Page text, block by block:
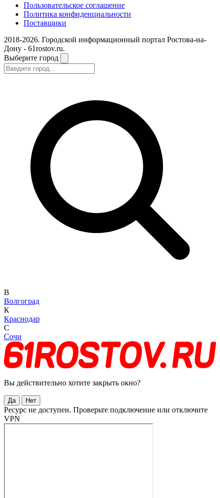
Пользовательское соглашение
Политика конфиденциальности
Поставщики
2018-2026. Городской информационный портал Ростова-на-
Дону - 61rostov.ru.
Выберите город
В
Волгоград
К
Краснодар
С
Сочи
Вы действительно хотите закрыть окно?
Да Нет
Ресурс не доступен. Проверьте подключение или отключите
VPN